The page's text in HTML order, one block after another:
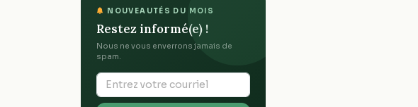
NOUVEAUTÉS DU MOIS
Restez informé(e) !
Nous ne vous enverrons jamais de
spam.